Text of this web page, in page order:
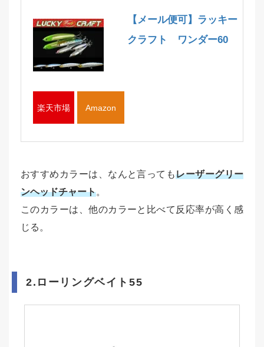
【メール便可】ラッキー
クラフト ワンダー60
楽天市場 Amazon
おすすめカラーは、なんと言ってもレーザーグリー
ンヘッドチャート。
このカラーは、他のカラーと比べて反応率が高く感
じる。
2.ローリングベイト55